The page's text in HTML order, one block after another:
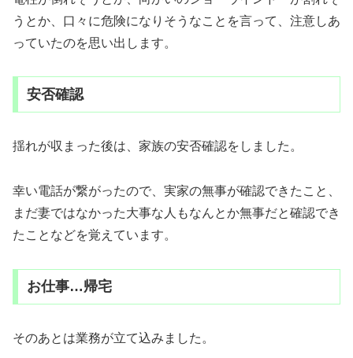
うとか、口々に危険になりそうなことを言って、注意しあ
っていたのを思い出します。
安否確認
揺れが収まった後は、家族の安否確認をしました。
幸い電話が繋がったので、実家の無事が確認できたこと、
まだ妻ではなかった大事な人もなんとか無事だと確認でき
たことなどを覚えています。
お仕事…帰宅
そのあとは業務が立て込みました。